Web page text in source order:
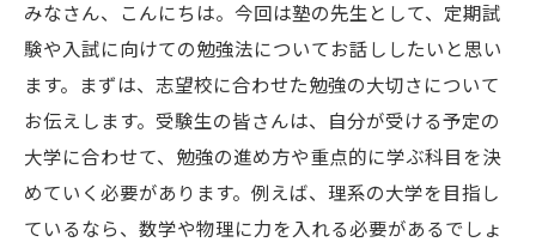
みなさん、こんにちは。今回は塾の先生として、定期試
験や入試に向けての勉強法についてお話ししたいと思い
ます。まずは、志望校に合わせた勉強の大切さについて
お伝えします。受験生の皆さんは、自分が受ける予定の
大学に合わせて、勉強の進め方や重点的に学ぶ科目を決
めていく必要があります。例えば、理系の大学を目指し
ているなら、数学や物理に力を入れる必要があるでしょ